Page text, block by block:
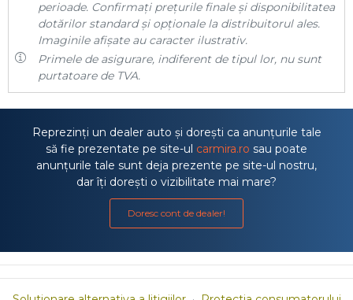
perioade. Confirmați prețurile finale și disponibilitatea
dotărilor standard și opționale la distribuitorul ales.
Imaginile afișate au caracter ilustrativ.
Primele de asigurare, indiferent de tipul lor, nu sunt
purtatoare de TVA.
Reprezinți un dealer auto și dorești ca anunțurile tale
să fie prezentate pe site-ul carmira.ro sau poate
anunțurile tale sunt deja prezente pe site-ul nostru,
dar îți dorești o vizibilitate mai mare?
Doresc cont de dealer!